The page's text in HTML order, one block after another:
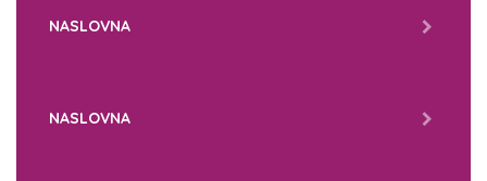
NASLOVNA
NASLOVNA